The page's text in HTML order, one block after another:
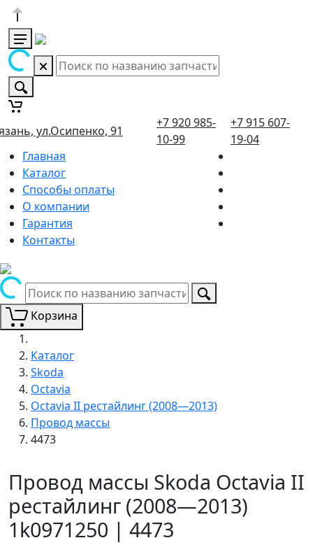
ул.Осипенко, 91
+7 920 985-
10-99
+7 915 607-
19-04
Главная
Каталог
Способы оплаты
О компании
Гарантия
Контакты
Корзина
Каталог
Skoda
Octavia
Octavia II рестайлинг (2008—2013)
Провод массы
4473
Провод массы Skoda Octavia II
рестайлинг (2008—2013)
1k0971250 | 4473